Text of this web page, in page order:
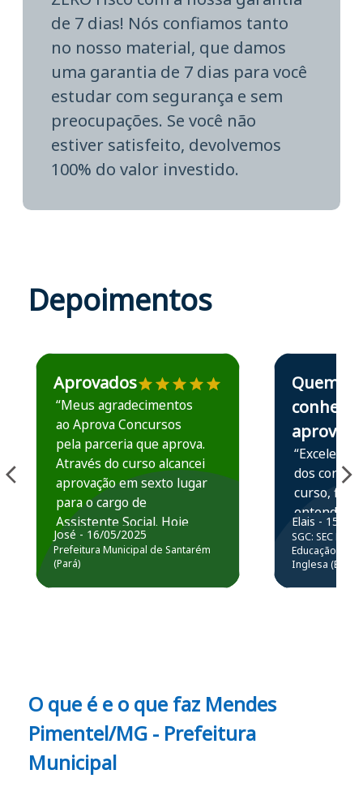
de 7 dias! Nós confiamos tanto
no nosso material, que damos
uma garantia de 7 dias para você
estudar com segurança e sem
preocupações. Se você não
estiver satisfeito, devolvemos
100% do valor investido.
Depoimentos
Estudante José recomenda o Aprova Concursos em
Aprovados
“Meus agradecimentos
ao Aprova Concursos
pela parceria que aprova.
Através do curso alcancei
aprovação em sexto lugar
para o cargo de
Assistente Social. Hoje
estou atuando na
Prefeitura de Santarém.
José - 16/05/2025
Prefeitura Municipal de Santarém
(Pará)
Estudante Elais
Quem
conhece,
aprova
“Excelente
dos
curso,
entender e
prática
resolução
questões.”
Elais - 15/07/
SGC: SEC BA
Educação
Inglesa (Edital
O que é e o que faz Mendes
Pimentel/MG - Prefeitura
Municipal